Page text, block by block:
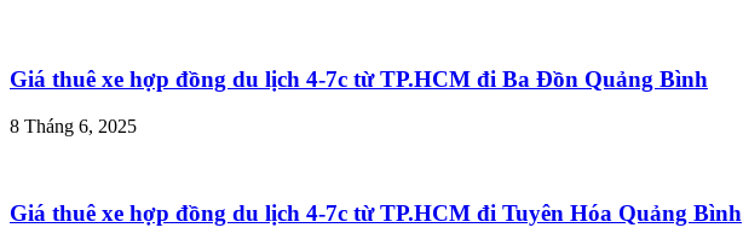
Giá thuê xe hợp đồng du lịch 4-7c từ TP.HCM đi Ba Đồn Quảng Bình
8 Tháng 6, 2025
Giá thuê xe hợp đồng du lịch 4-7c từ TP.HCM đi Tuyên Hóa Quảng Bình